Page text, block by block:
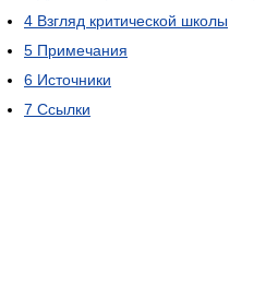
4 Взгляд критической школы
5 Примечания
6 Источники
7 Ссылки